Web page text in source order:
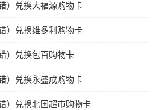
）兑换大福源购物卡
）兑换维多利购物卡
）兑换包百购物卡
）兑换永盛成购物卡
）兑换北国超市购物卡